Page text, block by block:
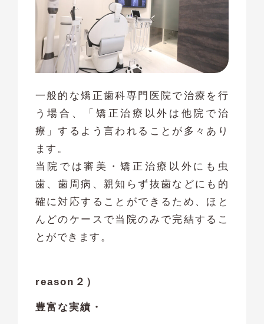
一般的な矯正歯科専門医院で治療を行
う場合、「矯正治療以外は他院で治
療」するよう言われることが多々あり
ます。
当院では審美・矯正治療以外にも虫
歯、歯周病、親知らず抜歯などにも的
確に対応することができるため、ほと
んどのケースで当院のみで完結するこ
とができます。
reason２）
豊富な実績・